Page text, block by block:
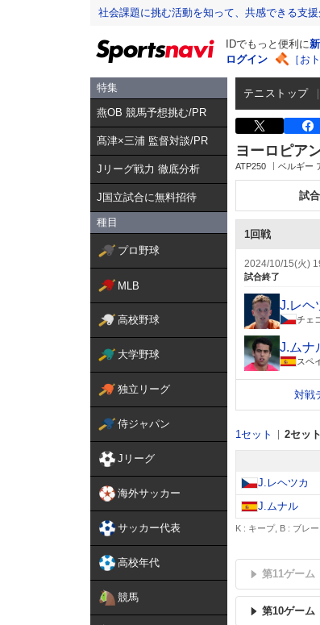
社会課題に挑む活動を知って、共感できる支
IDでもっと便利に
ログイン
［お
特集
燕OB 競馬予想挑む/PR
髙津×三浦 監督対談/PR
Jリーグ戦力 徹底分析
J国立試合に無料招待
種目
プロ野球
MLB
高校野球
大学野球
独立リーグ
侍ジャパン
Jリーグ
海外サッカー
サッカー代表
高校年代
競馬
テニストップ
ヨーロピア
ATP250 ベルギー
試
1回戦
2024/10/15(火)
試合終了
J.レヘ
チェ
J.ムナ
スペ
対戦
1セット 2セット
J.レヘツカ
J.ムナル
K : キープ, B : ブレ
第11ゲーム
第10ゲーム